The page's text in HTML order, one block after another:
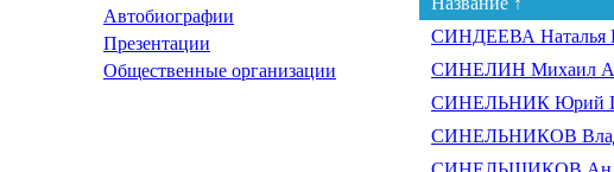
Автобиографии
Презентации
Общественные организации
СИНДЕЕВА Наталья
СИНЕЛИН Михаил
СИНЕЛЬНИК Юрий
СИНЕЛЬНИКОВ